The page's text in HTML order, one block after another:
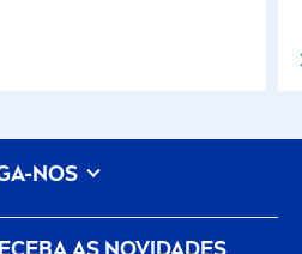
NOS